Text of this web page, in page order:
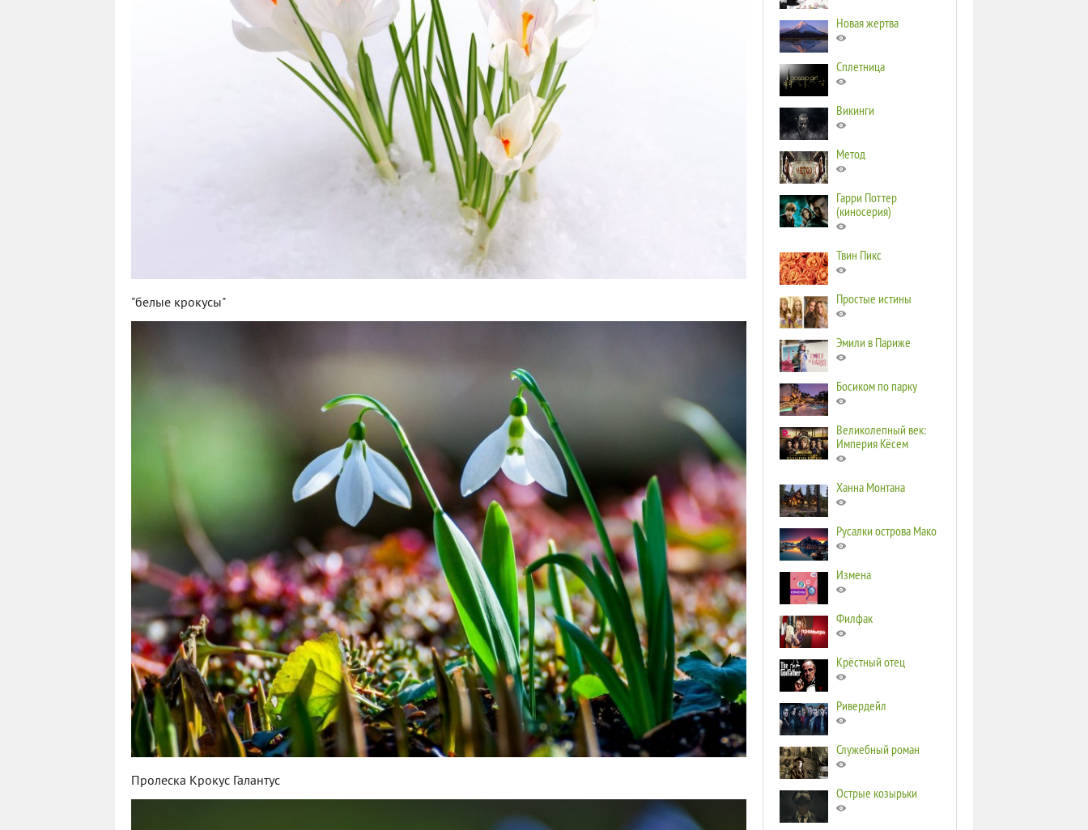
"белые крокусы"
Пролеска Крокус Галантус
Новая жертва
Сплетница
Викинги
Метод
Гарри Поттер
(киносерия)
Твин Пикс
Простые истины
Эмили в Париже
Босиком по парку
Великолепный век:
Империя Кёсем
Ханна Монтана
Русалки острова Мако
Измена
Филфак
Крёстный отец
Ривердейл
Служебный роман
Острые козырьки